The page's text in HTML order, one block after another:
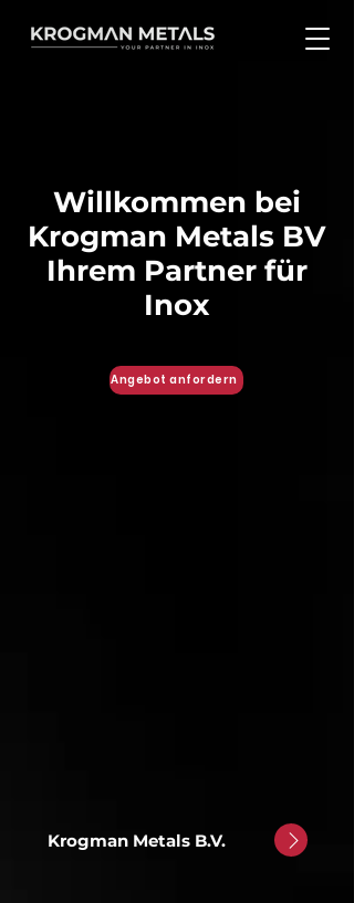
Willkommen bei
Krogman Metals BV
Ihrem Partner für
Inox
Angebot anfordern
Krogman Metals B.V.